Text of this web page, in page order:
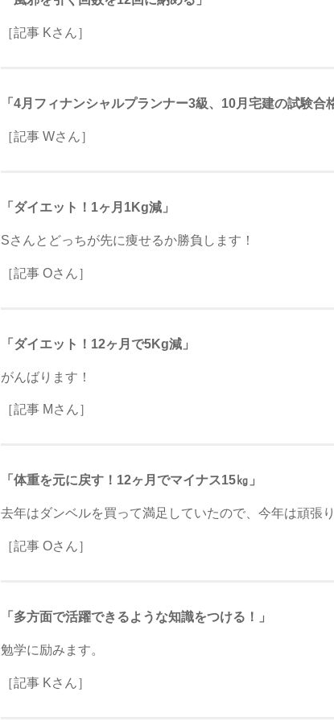
［記事 Kさん］
「4月フィナンシャルプランナー3級、10月宅建の試験合
［記事 Wさん］
「ダイエット！1ヶ月1Kg減」
Sさんとどっちが先に痩せるか勝負します！
［記事 Oさん］
「ダイエット！12ヶ月で5Kg減」
がんばります！
［記事 Mさん］
「体重を元に戻す！12ヶ月でマイナス15㎏」
去年はダンベルを買って満足していたので、今年は頑張
［記事 Oさん］
「多方面で活躍できるような知識をつける！」
勉学に励みます。
［記事 Kさん］